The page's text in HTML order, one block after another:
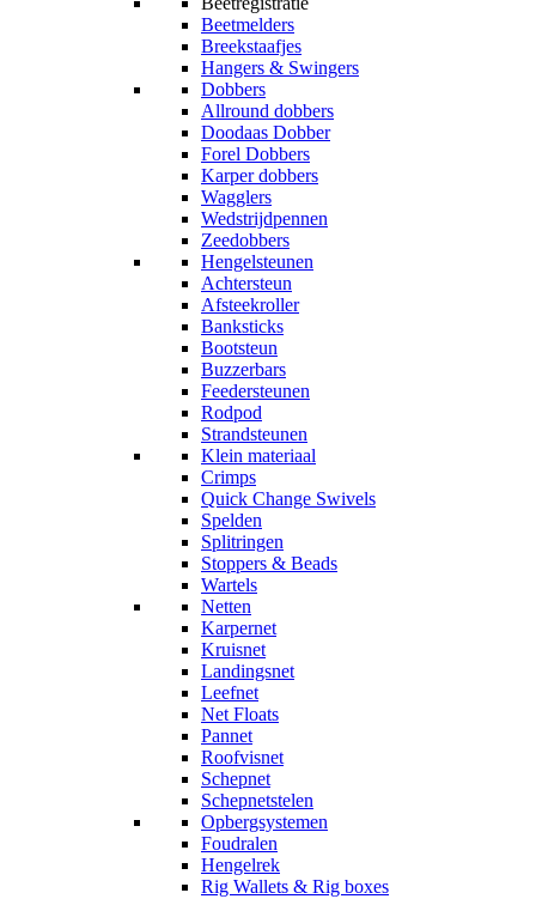
Beetmelders
Breekstaafjes
Hangers & Swingers
Dobbers
Allround dobbers
Doodaas Dobber
Forel Dobbers
Karper dobbers
Wagglers
Wedstrijdpennen
Zeedobbers
Hengelsteunen
Achtersteun
Afsteekroller
Banksticks
Bootsteun
Buzzerbars
Feedersteunen
Rodpod
Strandsteunen
Klein materiaal
Crimps
Quick Change Swivels
Spelden
Splitringen
Stoppers & Beads
Wartels
Netten
Karpernet
Kruisnet
Landingsnet
Leefnet
Net Floats
Pannet
Roofvisnet
Schepnet
Schepnetstelen
Opbergsystemen
Foudralen
Hengelrek
Rig Wallets & Rig boxes